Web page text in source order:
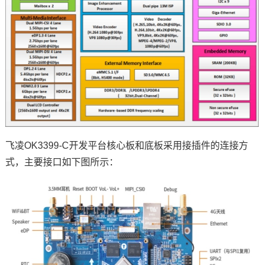
飞凌OK3399-C开发平台核心板和底板采用接插件的连接方
式，主要接口如下图所示：